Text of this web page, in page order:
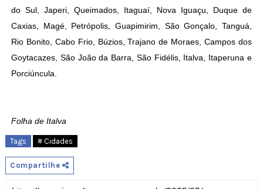
do Sul, Japeri, Queimados, Itaguaí, Nova Iguaçu, Duque de
Caxias, Magé, Petrópolis, Guapimirim, São Gonçalo, Tanguá,
Rio Bonito, Cabo Frio, Búzios, Trajano de Moraes, Campos dos
Goytacazes, São João da Barra, São Fidélis, Italva, Itaperuna e
Porciúncula.
Folha de Italva
Tags # Cidades
Compartilhe